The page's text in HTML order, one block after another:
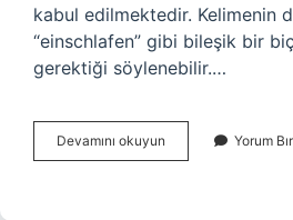
kabul edilmektedir. Kelimenin
“einschlafen” gibi bileşik bir
gerektiği söylenebilir.…
Devamını okuyun
Gezer
Yorum